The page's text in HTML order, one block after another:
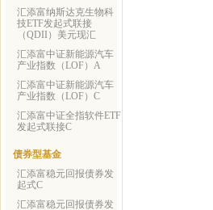
汇添富纳斯达克生物科
技ETF发起式联接
（QDII）美元现汇
汇添富中证新能源汽车
产业指数（LOF）A
汇添富中证新能源汽车
产业指数（LOF）C
汇添富中证全指软件ETF
发起式联接C
债券型基金
汇添富稳元回报债券发
起式C
汇添富稳元回报债券发